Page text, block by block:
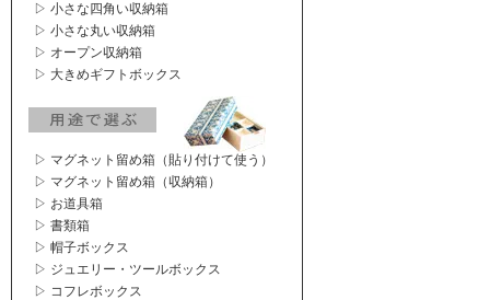
▷ 小さな四角い収納箱
▷ 小さな丸い収納箱
▷ オープン収納箱
▷ 大きめギフトボックス
▷ マグネット留め箱（貼り付けて使う）
▷ マグネット留め箱（収納箱）
▷ お道具箱
▷ 書類箱
▷ 帽子ボックス
▷ ジュエリー・ツールボックス
▷ コフレボックス